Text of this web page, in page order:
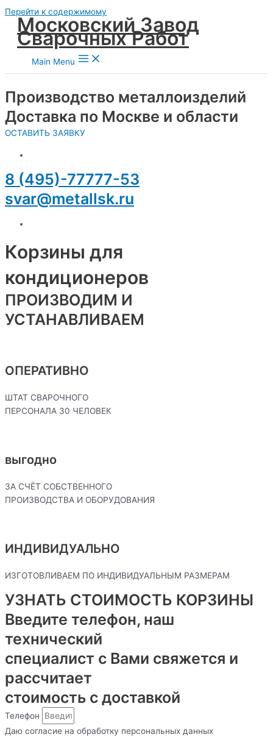
Перейти к содержимому
Московский Завод
Сварочных Работ
Main Menu
Производство металлоизделий
Доставка по Москве и области
ОСТАВИТЬ ЗАЯВКУ
8 (495)-77777-53
svar@metallsk.ru
Корзины для
кондиционеров
ПРОИЗВОДИМ И
УСТАНАВЛИВАЕМ
ОПЕРАТИВНО
ШТАТ СВАРОЧНОГО
ПЕРСОНАЛА 30 ЧЕЛОВЕК
выгодно
ЗА СЧЁТ СОБСТВЕННОГО
ПРОИЗВОДСТВА И ОБОРУДОВАНИЯ
ИНДИВИДУАЛЬНО
ИЗГОТОВЛИВАЕМ ПО ИНДИВИДУАЛЬНЫМ РАЗМЕРАМ
УЗНАТЬ СТОИМОСТЬ КОРЗИНЫ
Введите телефон, наш
технический
специалист с Вами свяжется и
рассчитает
стоимость с доставкой
Телефон
Даю согласие на обработку персональных данных